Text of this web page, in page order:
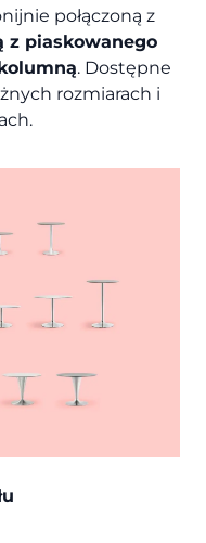
połączoną z
z piaskowanego
. Dostępne
rozmiarach i